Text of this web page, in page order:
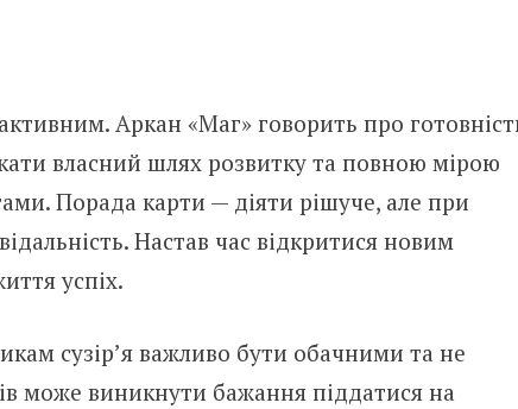
Аркан «Маг» говорить про
власний шлях розвитку та повною мірою
Порада карти — діяти рішуче, але при
Настав час відкритися новим
успіх.
сузір’я важливо бути обачними та не
може виникнути бажання піддатися на